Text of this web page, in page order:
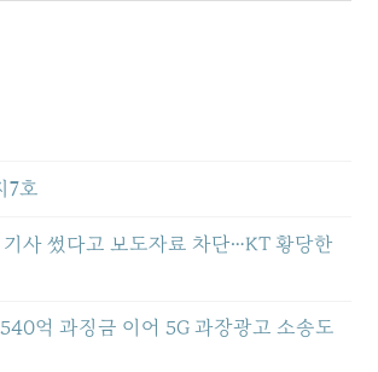
7호
사 썼다고 보도자료 차단…KT 황당한
억 과징금 이어 5G 과장광고 소송도